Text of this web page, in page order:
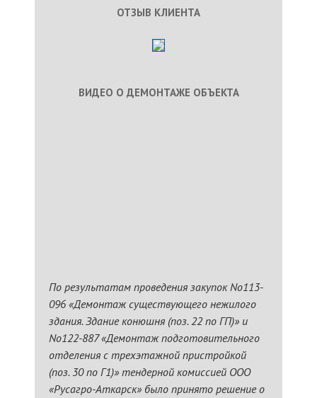
ОТЗЫВ КЛИЕНТА
ВИДЕО О ДЕМОНТАЖЕ ОБЪЕКТА
По результатам проведения закупок No113-
096 «Демонтаж существующего нежилого
здания. Здание конюшня (поз. 22 по ГП)» и
No122-887 «Демонтаж подготовительного
отделения с трехэтажной пристройкой
(поз. 30 по Г1)» тендерной комиссией ООО
«Русагро-Аткарск» было принято решение о